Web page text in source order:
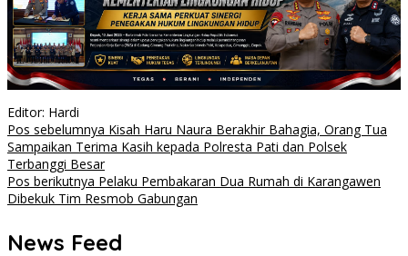
Editor: Hardi
Navigasi
pos
Pos sebelumnya Kisah Haru Naura Berakhir Bahagia, Orang Tua
Sampaikan Terima Kasih kepada Polresta Pati dan Polsek
Terbanggi Besar
Pos berikutnya Pelaku Pembakaran Dua Rumah di Karangawen
Dibekuk Tim Resmob Gabungan
News Feed